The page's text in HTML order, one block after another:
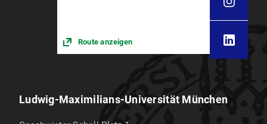
Route anzeigen
Ludwig-Maximilians-Universität München